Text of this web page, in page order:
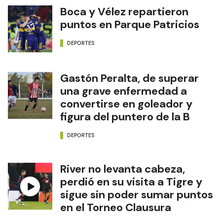
Boca y Vélez repartieron
puntos en Parque Patricios
DEPORTES
Gastón Peralta, de superar
una grave enfermedad a
convertirse en goleador y
figura del puntero de la B
DEPORTES
River no levanta cabeza,
perdió en su visita a Tigre y
sigue sin poder sumar puntos
en el Torneo Clausura